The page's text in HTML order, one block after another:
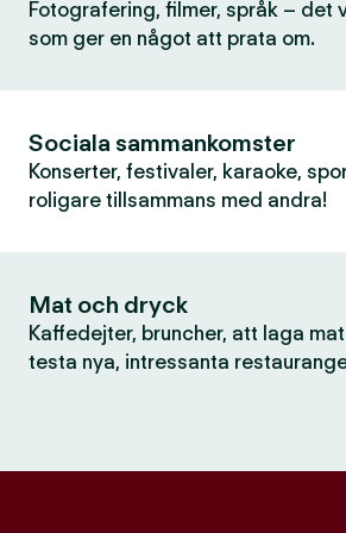
Fotografering, filmer, språk – det
som ger en något att prata om.
Sociala sammankomster
Konserter, festivaler, karaoke,
roligare tillsammans med andra!
Mat och dryck
Kaffedejter, bruncher, att laga
testa nya, intressanta